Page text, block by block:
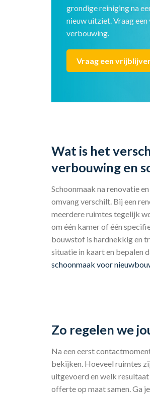
grondige reiniging na
nieuw uitziet. Vraag
verbouwing.
Vraag een
Wat is het
verbouwing en
Schoonmaak na renovatie
omvang verschilt. Bij een
meerdere ruimtes tegelijk
om één kamer of één
bouwstof is hardnekkig en
situatie in kaart en bepalen
schoonmaak voor
Zo regelen we
Na een eerst
bekijken. Hoeveel ruimtes
uitgevoerd en welk
offerte op maat samen. Ga